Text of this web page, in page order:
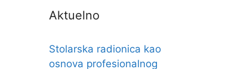
Aktuelno
Stolarska radionica kao
osnova profesionalnog